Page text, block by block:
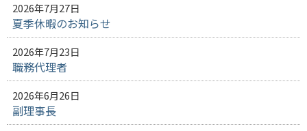
2026年7月27日
夏季休暇のお知らせ
2026年7月23日
職務代理者
2026年6月26日
副理事長